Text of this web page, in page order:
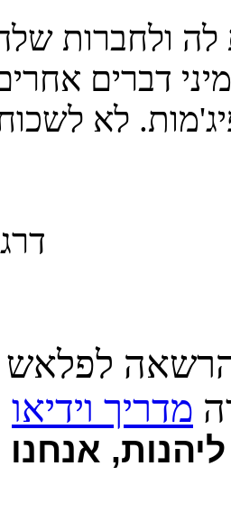
ולחברות
דברים
לא
לפלאש
מדריך וידיאו